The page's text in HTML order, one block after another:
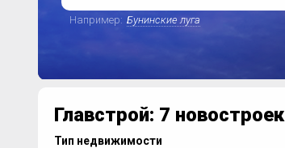
Например: Бунинские луга
Главстрой: 7 новостроек
Тип недвижимости